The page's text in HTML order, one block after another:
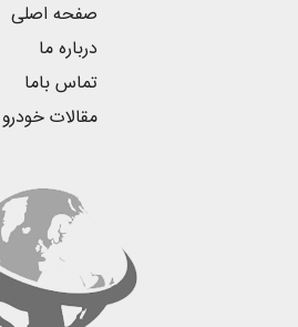
صفحه اصلی
درباره ما
تماس باما
مقالات خودرو